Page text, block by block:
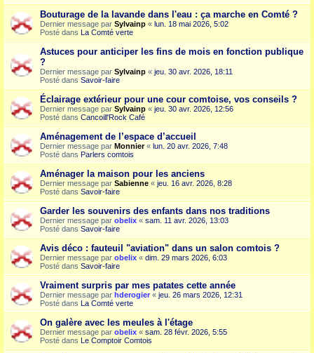
Bouturage de la lavande dans l'eau : ça marche en Comté ?
Dernier message par Sylvainp « lun. 18 mai 2026, 5:02
Posté dans La Comté verte
Astuces pour anticiper les fins de mois en fonction publique
?
Dernier message par Sylvainp « jeu. 30 avr. 2026, 18:11
Posté dans Savoir-faire
Éclairage extérieur pour une cour comtoise, vos conseils ?
Dernier message par Sylvainp « jeu. 30 avr. 2026, 12:56
Posté dans Cancoill'Rock Café
Aménagement de l’espace d’accueil
Dernier message par Monnier« lun. 20 avr. 2026, 7:48
Posté dans Parlers comtois
Aménager la maison pour les anciens
Dernier message par Sabienne « jeu. 16 avr. 2026, 8:28
Posté dans Savoir-faire
Garder les souvenirs des enfants dans nos traditions
Dernier message par obelix « sam. 11 avr. 2026, 13:03
Posté dans Savoir-faire
Avis déco : fauteuil "aviation" dans un salon comtois ?
Dernier message par obelix « dim. 29 mars 2026, 6:03
Posté dans Savoir-faire
Vraiment surpris par mes patates cette année
Dernier message par hderogier « jeu. 26 mars 2026, 12:31
Posté dans La Comté verte
On galère avec les meules à l'étage
Dernier message par obelix « sam. 28 févr. 2026, 5:55
Posté dans Le Comptoir Comtois